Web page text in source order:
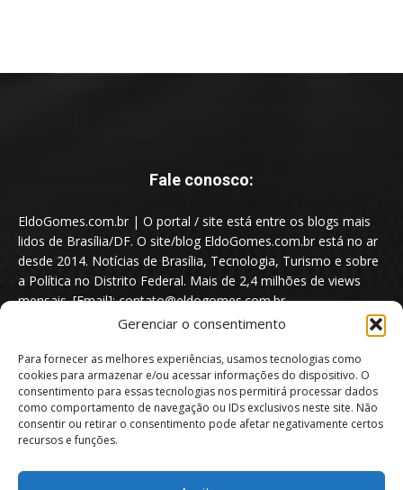
Gerenciar o consentimento
Para fornecer as melhores experiências, usamos tecnologias como
cookies para armazenar e/ou acessar informações do dispositivo. O
consentimento para essas tecnologias nos permitirá processar dados
como comportamento de navegação ou IDs exclusivos neste site. Não
consentir ou retirar o consentimento pode afetar negativamente certos
recursos e funções.
Fale conosco:
EldoGomes.com.br | O portal / site está entre os blogs mais
lidos de Brasília/DF. O site/blog EldoGomes.com.br está no ar
desde 2014. Notícias de Brasília, Tecnologia, Turismo e sobre
a Política no Distrito Federal. Mais de 2,4 milhões de views
mensais. [Email]: contato@eldogomes.com.br